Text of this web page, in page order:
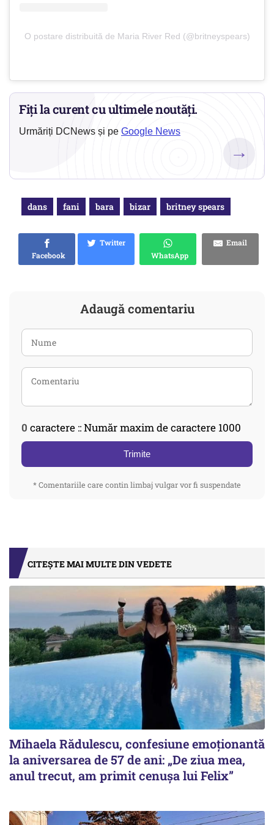
O postare distribuită de Maria River Red (@britneyspears)
Fiți la curent cu ultimele noutăți.
Urmăriți DCNews și pe Google News
→
dans fani bara bizar britney spears
Facebook
Twitter
WhatsApp
Email
Adaugă comentariu
0 caractere :: Număr maxim de caractere 1000
Trimite
* Comentariile care contin limbaj vulgar vor fi suspendate
CITEȘTE MAI MULTE DIN VEDETE
Mihaela Rădulescu, confesiune emoționantă
la aniversarea de 57 de ani: „De ziua mea,
anul trecut, am primit cenușa lui Felix”